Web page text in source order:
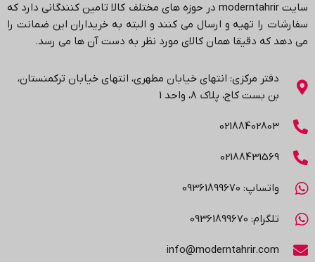
سایتmoderntahrir در حوزه های مختلف کالا تامین کنندگانی دارد که
سفارشات را تهیه و ارسال می کنند و البته به خریداران این ضمانت را
می دهد که دقیقا همان کالای مورد نظر به دست آن ها می رسد.
دفتر مرکزی: انتهاي خیابان مطهری، انتهاي خیابان ترکمنستان،
بن بست کاج، پلاک ۸، واحد 1
02188402803
02188431569
واتساپ: 09361899670
تلگرام: 09361899670
info@moderntahrir.com